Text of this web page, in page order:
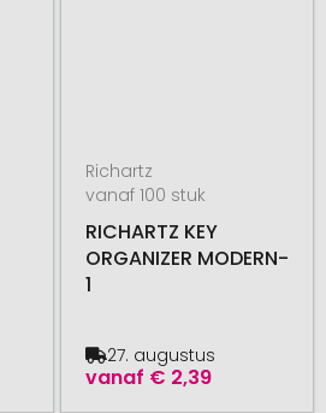
Richartz
vanaf 100 stuk
RICHARTZ KEY
ORGANIZER MODERN-
1
vanaf € 2,39
27. augustus